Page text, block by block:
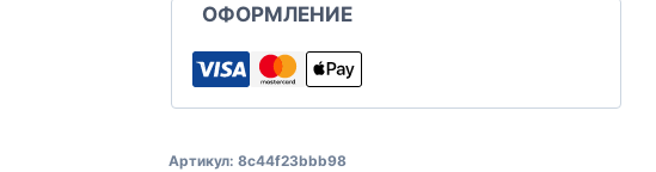
ОФОРМЛЕНИЕ
Артикул: 8c44f23bbb98